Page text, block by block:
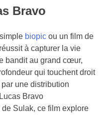
Bravo
biopic ou un film de
à capturer la vie
bandit au grand cœur,
qui touchent droit
une distribution
Bravo
Sulak, ce film explore